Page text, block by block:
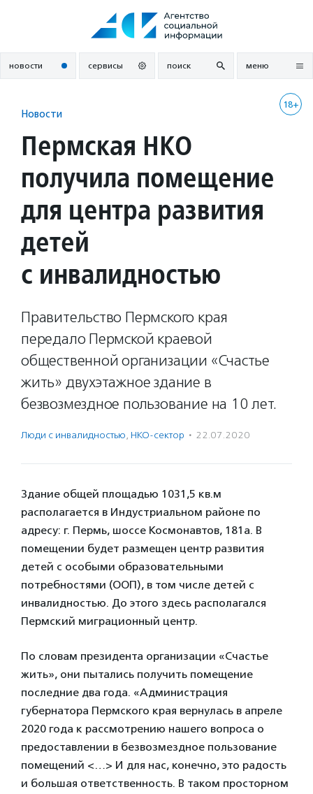
новости сервисы поиск меню
18+
Новости
Пермская НКО
получила помещение
для центра развития
детей
с инвалидностью
Правительство Пермского края
передало Пермской краевой
общественной организации «Счастье
жить» двухэтажное здание в
безвозмездное пользование на 10 лет.
Люди с инвалидностью, НКО-сектор · 22.07.2020
Здание общей площадью 1031,5 кв.м
располагается в Индустриальном районе по
адресу: г. Пермь, шоссе Космонавтов, 181а. В
помещении будет размещен центр развития
детей с особыми образовательными
потребностями (ООП), в том числе детей с
инвалидностью. До этого здесь располагался
Пермский миграционный центр.
По словам президента организации «Счастье
жить», они пытались получить помещение
последние два года. «Администрация
губернатора Пермского края вернулась в апреле
2020 года к рассмотрению нашего вопроса о
предоставлении в безвозмездное пользование
помещений <…> И для нас, конечно, это радость
и большая ответственность. В таком просторном